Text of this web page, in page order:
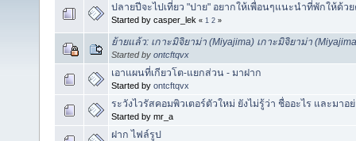
ปลายปีจะไปเที่ยว "ปาย" อยากให้เพื่อนๆแนะนำที่พักให้ด้ว
Started by casper_lek « 1 2 »
ย้ายแล้ว: เกาะมิจิยาม่า (Miyajima) เกาะมิจิยาม่า
Started by ontcftqvx
เอาแผนที่เกียวโต-แยกส่วน - มาฝาก
Started by ontcftqvx
ระวังไวรัสคอมพิวเตอร์ตัวใหม่ ยังไม่รู้ว่า ชื่ออะไร และมาอย่
Started by mr_a
ฝาก ไฟล์รูป